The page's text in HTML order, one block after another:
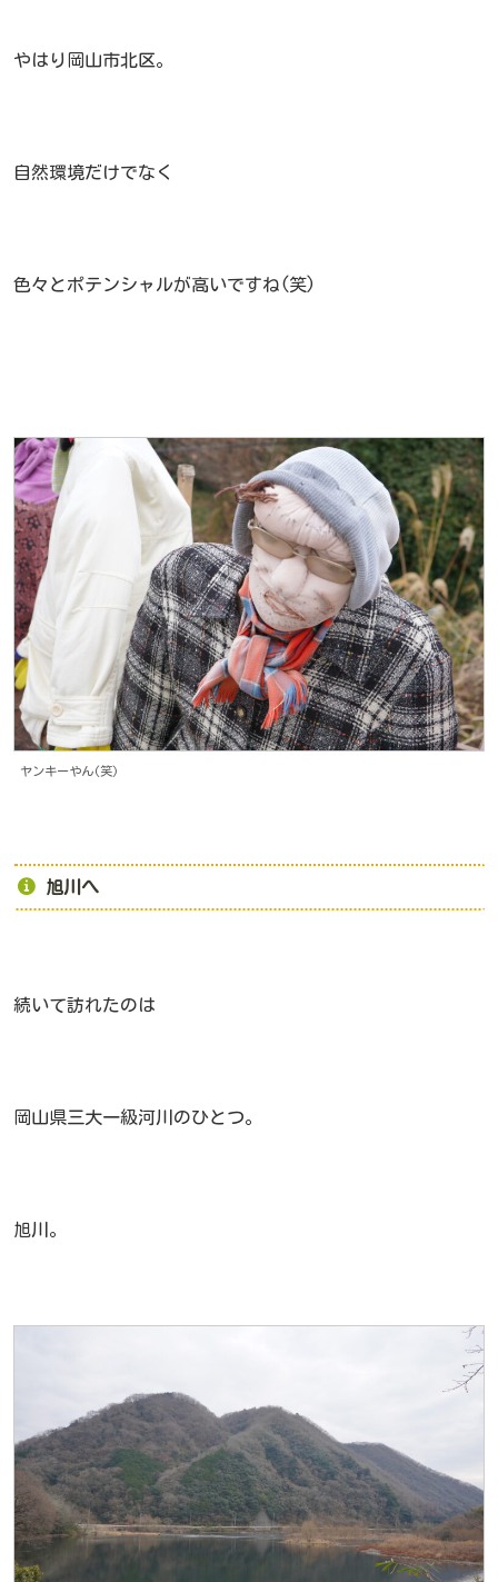
やはり岡山市北区。
自然環境だけでなく
色々とポテンシャルが高いですね(笑)
ヤンキーやん(笑)
旭川へ
続いて訪れたのは
岡山県三大一級河川のひとつ。
旭川。